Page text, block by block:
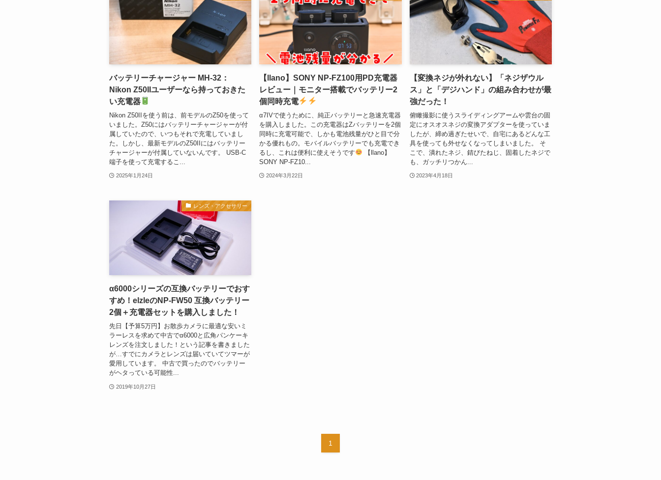
バッテリーチャージャー MH-32：
Nikon Z50IIユーザーなら持っておきた
い充電器
Nikon Z50IIを使う前は、前モデルのZ50を使って
いました。Z50にはバッテリーチャージャーが付
属していたので、いつもそれで充電していまし
た。しかし、最新モデルのZ50IIにはバッテリー
チャージャーが付属していないんです。 USB-C
端子を使って充電するこ...
2025年1月24日
【llano】SONY NP-FZ100用PD充電器
レビュー｜モニター搭載でバッテリー2
個同時充電
α7IVで使うために、純正バッテリーと急速充電器
を購入しました。この充電器はZバッテリーを2個
同時に充電可能で、しかも電池残量がひと目で分
かる優れもの。モバイルバッテリーでも充電でき
るし、これは便利に使えそうです
【llano】
SONY NP-FZ10...
2024年3月22日
【変換ネジが外れない】「ネジザウル
ス」と「デジハンド」の組み合わせが最
強だった！
俯瞰撮影に使うスライディングアームや雲台の固
定にオスオスネジの変換アダプターを使っていま
したが、締め過ぎたせいで、自宅にあるどんな工
具を使っても外せなくなってしまいました。 そ
こで、潰れたネジ、錆びたねじ、固着したネジで
も、ガッチリつかん...
2023年4月18日
レンズ・アクセサリー
α6000シリーズの互換バッテリーでおす
すめ！elzleのNP-FW50 互換バッテリー
2個＋充電器セットを購入しました！
先日【予算5万円】お散歩カメラに最適な安いミ
ラーレスを求めて中古でα6000と広角パンケーキ
レンズを注文しました！という記事を書きました
が…すでにカメラとレンズは届いていてツマーが
愛用しています。 中古で買ったのでバッテリー
がヘタっている可能性...
2019年10月27日
1